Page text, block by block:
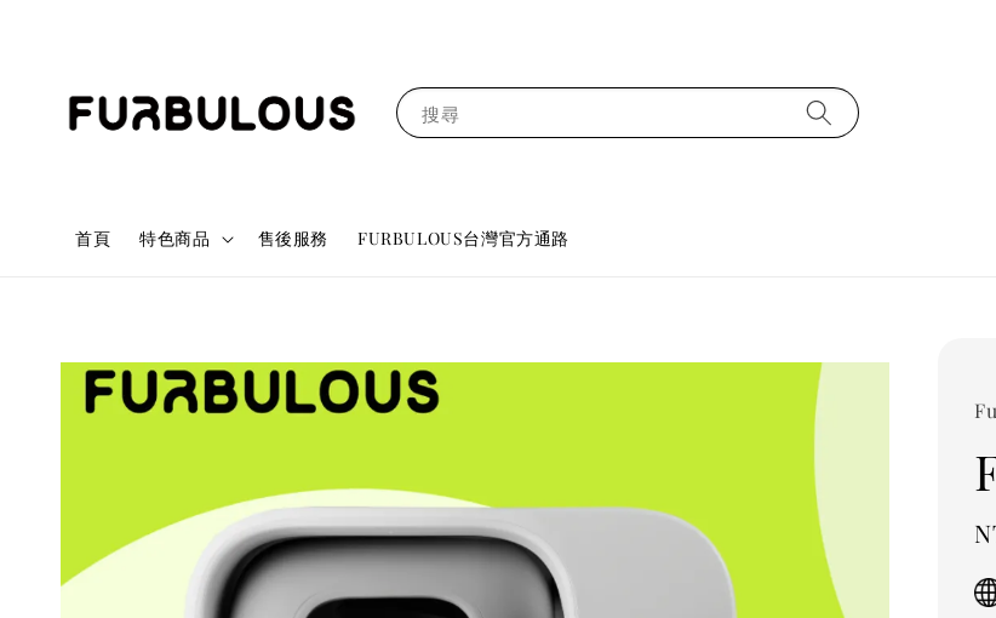
搜尋
首頁 特色商品 售後服務 FURBULOUS台灣官方通路